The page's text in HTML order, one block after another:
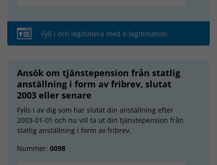
Fyll i och legitimera med e-legitimation
Ansök om tjänstepension från statlig
anställning i form av fribrev, slutat
2003 eller senare
Fylls i av dig som har slutat din anställning efter
2003-01-01 och nu vill ta ut din tjänstepension från
statlig anställning i form av fribrev.
Nummer: 0098